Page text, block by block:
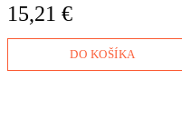
15,21 €
DO KOŠÍKA